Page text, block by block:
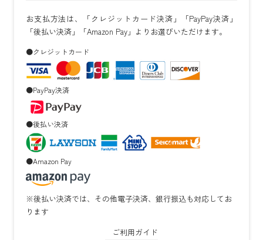
お支払方法は、「クレジットカード決済」「PayPay決済」
「後払い決済」「Amazon Pay」よりお選びいただけます。
●クレジットカード
●PayPay決済
●後払い決済
●Amazon Pay
※後払い決済では、その他電子決済、銀行振込も対応してお
ります
ご利用ガイド